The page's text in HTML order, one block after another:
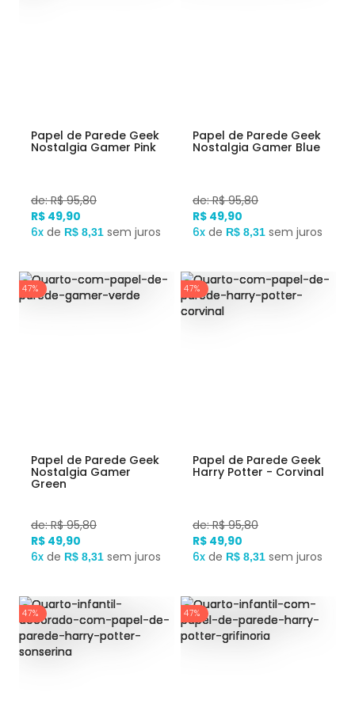
Papel de Parede Geek
Nostalgia Gamer Pink
de: R$ 95,80
R$ 49,90
6x de R$ 8,31 sem juros
Papel de Parede Geek
Nostalgia Gamer Blue
de: R$ 95,80
R$ 49,90
6x de R$ 8,31 sem juros
47%
Papel de Parede Geek
Nostalgia Gamer
Green
de: R$ 95,80
R$ 49,90
6x de R$ 8,31 sem juros
47%
Papel de Parede Geek
Harry Potter - Corvinal
de: R$ 95,80
R$ 49,90
6x de R$ 8,31 sem juros
47% 47%